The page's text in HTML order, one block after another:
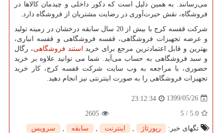
می‌رسانند. به همین دلیل است که دکور داخلی و چیدمان کالاها در
فروشگاه، نقش حیرت‌آوری در رضایت مشتریان از فروشگاه دارد.
شرکت قفسه کرج با بیش از 20 سال سابقه درخشان در زمینه تولید
و عرضه تجهیزات فروشگاهی، قفسه فروشگاهی و قفسه انباری،
بهترین و قابل اعتماد‌ترین مرجع برای خرید استند فروشگاهی، رگال
و سبد فروشگاهی به حساب می‌آید. شما می توانید علاوه بر خرید
حضوری، با مراجعه به وب سایت شرکت قفسه کرج، کار خرید
تجهیزات فروشگاهی را به صورت اینترنتی نیز انجام دهید.
1399/05/26
23:12:34
5.0
/
5
2605
تگهای خبر:
رپورتاژ , اینترنت , سابقه , سرویس